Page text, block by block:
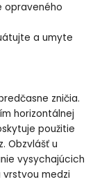
opraveného
a umyte
zničia.
horizontálnej
použitie
Obzvlášť u
vysychajúcich
medzi